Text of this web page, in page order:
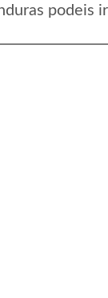
podeis